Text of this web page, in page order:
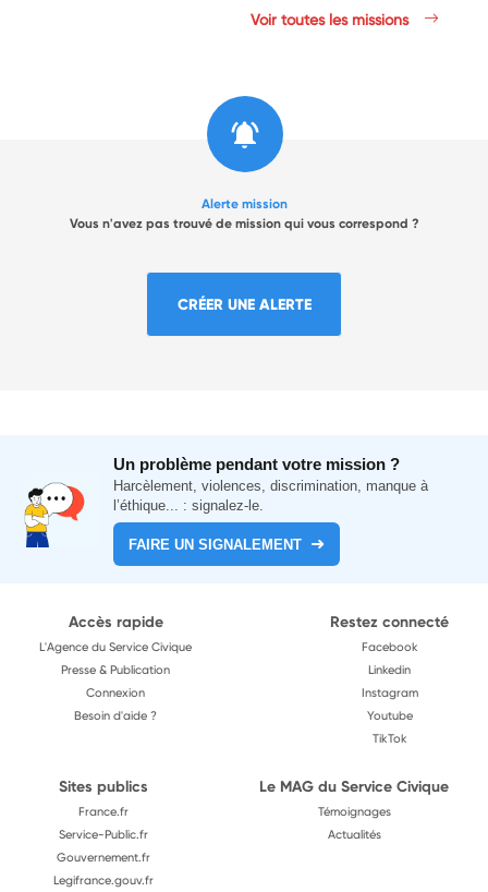
Voir toutes les missions
Alerte mission
Vous n'avez pas trouvé de mission qui vous correspond ?
CRÉER UNE ALERTE
Un problème pendant votre mission ?
Harcèlement, violences, discrimination, manque à
l’éthique... : signalez-le.
FAIRE UN SIGNALEMENT
Accès rapide
L'Agence du Service Civique
Presse & Publication
Connexion
Besoin d'aide ?
Restez connecté
Facebook
Linkedin
Instagram
Youtube
TikTok
Sites publics
France.fr
Service-Public.fr
Gouvernement.fr
Legifrance.gouv.fr
Le MAG du Service Civique
Témoignages
Actualités